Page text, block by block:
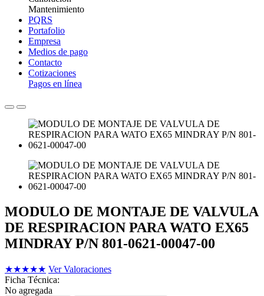
Mantenimiento
PQRS
Portafolio
Empresa
Medios de pago
Contacto
Cotizaciones
Pagos en línea
MODULO DE MONTAJE DE VALVULA
DE RESPIRACION PARA WATO EX65
MINDRAY P/N 801-0621-00047-00
★★★★★ Ver Valoraciones
Ficha Técnica:
No agregada